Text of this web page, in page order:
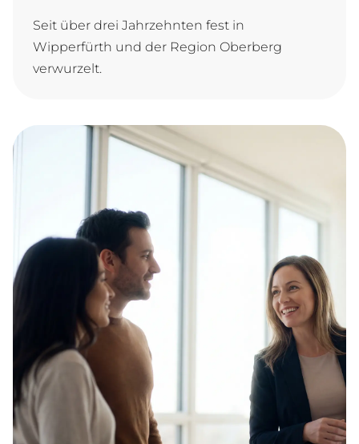
Seit über drei Jahrzehnten fest in
Wipperfürth und der Region Oberberg
verwurzelt.